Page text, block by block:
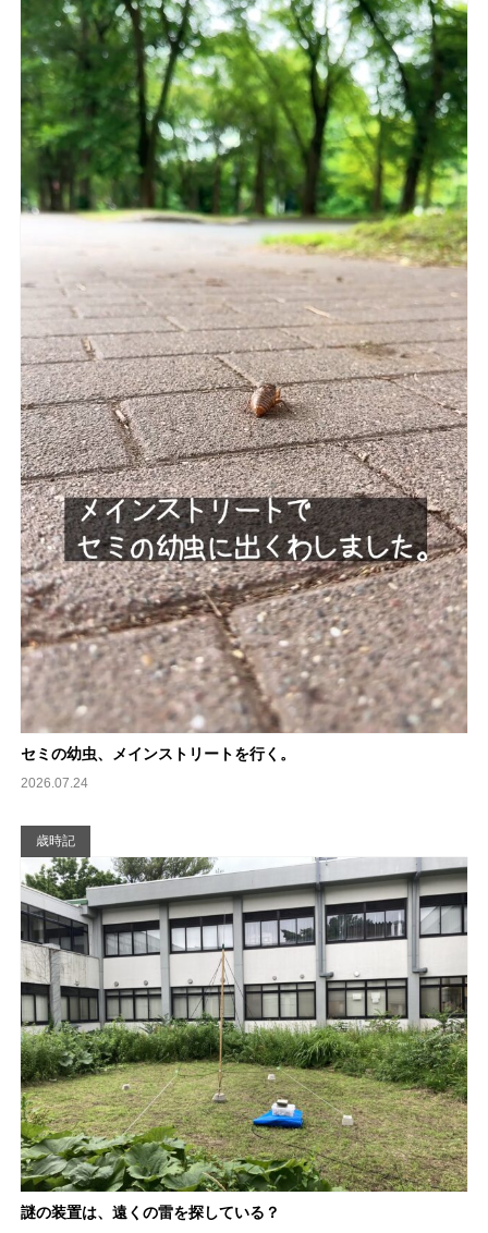
セミの幼虫、メインストリートを行く。
2026.07.24
歳時記
謎の装置は、遠くの雷を探している？